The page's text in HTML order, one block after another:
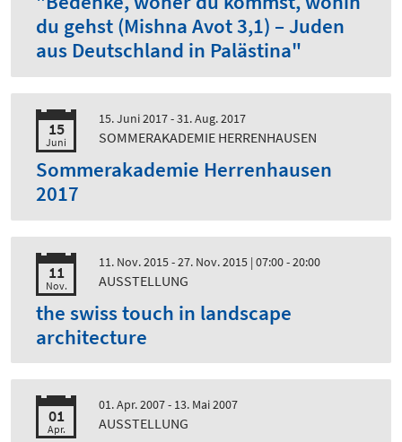
du gehst (Mishna Avot 3,1) – Juden
aus Deutschland in Palästina"
15
Juni
15. Juni 2017 - 31. Aug. 2017
SOMMERAKADEMIE HERRENHAUSEN
Sommerakademie Herrenhausen
2017
11
Nov.
11. Nov. 2015 - 27. Nov. 2015 | 07:00 - 20:00
AUSSTELLUNG
the swiss touch in landscape
architecture
01
Apr.
01. Apr. 2007 - 13. Mai 2007
AUSSTELLUNG